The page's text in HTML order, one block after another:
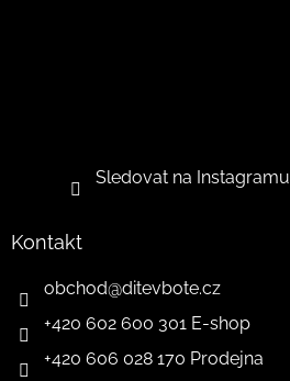
Sledovat na Instagramu
Kontakt
obchod@ditevbote.cz
+420 602 600 301 E-shop
+420 606 028 170 Prodejna